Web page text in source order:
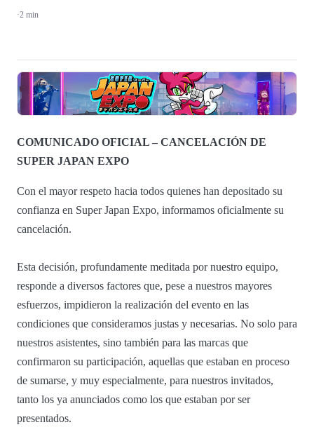
·2 min
COMUNICADO OFICIAL – CANCELACIÓN DE
SUPER JAPAN EXPO
Con el mayor respeto hacia todos quienes han depositado su
confianza en Super Japan Expo, informamos oficialmente su
cancelación.
Esta decisión, profundamente meditada por nuestro equipo,
responde a diversos factores que, pese a nuestros mayores
esfuerzos, impidieron la realización del evento en las
condiciones que consideramos justas y necesarias. No solo para
nuestros asistentes, sino también para las marcas que
confirmaron su participación, aquellas que estaban en proceso
de sumarse, y muy especialmente, para nuestros invitados,
tanto los ya anunciados como los que estaban por ser
presentados.